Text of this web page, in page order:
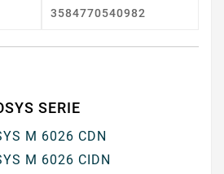
3584770540982
SERIE
M 6026 CDN
M 6026 CIDN